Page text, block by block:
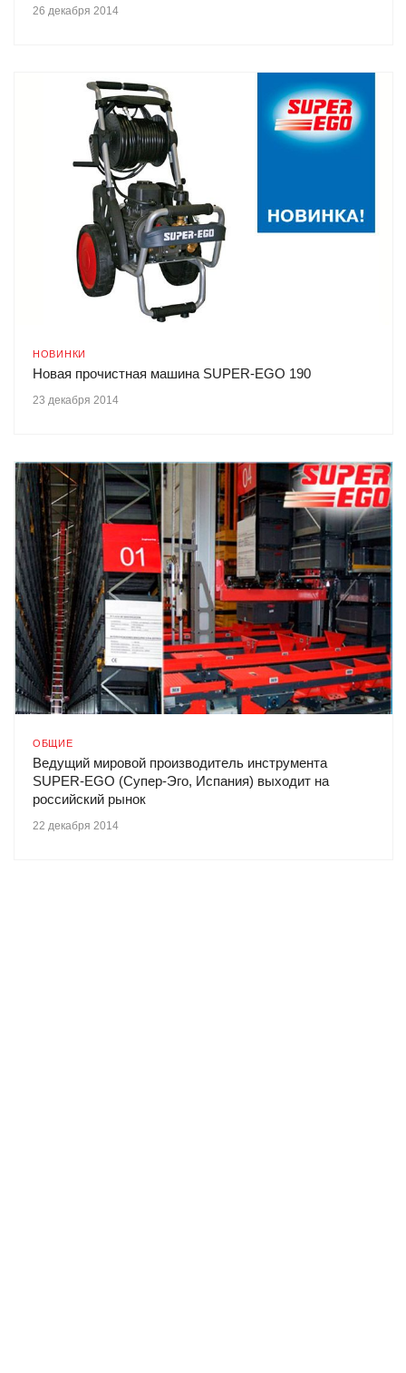
26 декабря 2014
НОВИНКИ
Новая прочистная машина SUPER-EGO 190
23 декабря 2014
ОБЩИЕ
Ведущий мировой производитель инструмента
SUPER-EGO (Супер-Эго, Испания) выходит на
российский рынок
22 декабря 2014